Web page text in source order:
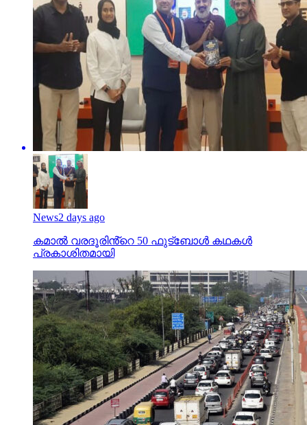
News2 days ago
കമാൽ വരദൂരിൻ്റെ 50 ഫുട്ബോൾ കഥകൾ
പ്രകാശിതമായി